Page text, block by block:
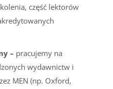
część lektorów
– pracujemy na
wydawnictw i
MEN (np. Oxford,